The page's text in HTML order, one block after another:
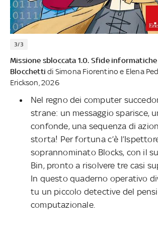
3/3
Missione sbloccata 1.0. Sfide
Blocchetti di Simona Fiorentino e Elena
Erickson, 2026
Nel regno dei computer
strane: un messaggio sparisce,
confonde, una sequenza di
storta! Per fortuna c’è
soprannominato Blocks, con il
Bin, pronto a risolvere tre casi
In questo quaderno operativo
tu un piccolo detective del
computazionale.